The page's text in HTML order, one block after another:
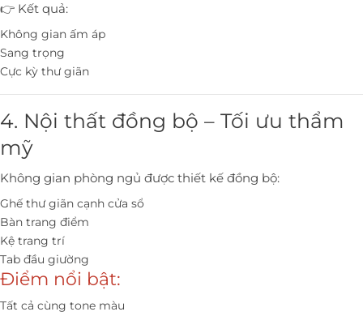
👉 Kết quả:
Không gian ấm áp
Sang trọng
Cực kỳ thư giãn
4. Nội thất đồng bộ – Tối ưu thẩm
mỹ
Không gian phòng ngủ được thiết kế đồng bộ:
Ghế thư giãn cạnh cửa sổ
Bàn trang điểm
Kệ trang trí
Tab đầu giường
Điểm nổi bật:
Tất cả cùng tone màu